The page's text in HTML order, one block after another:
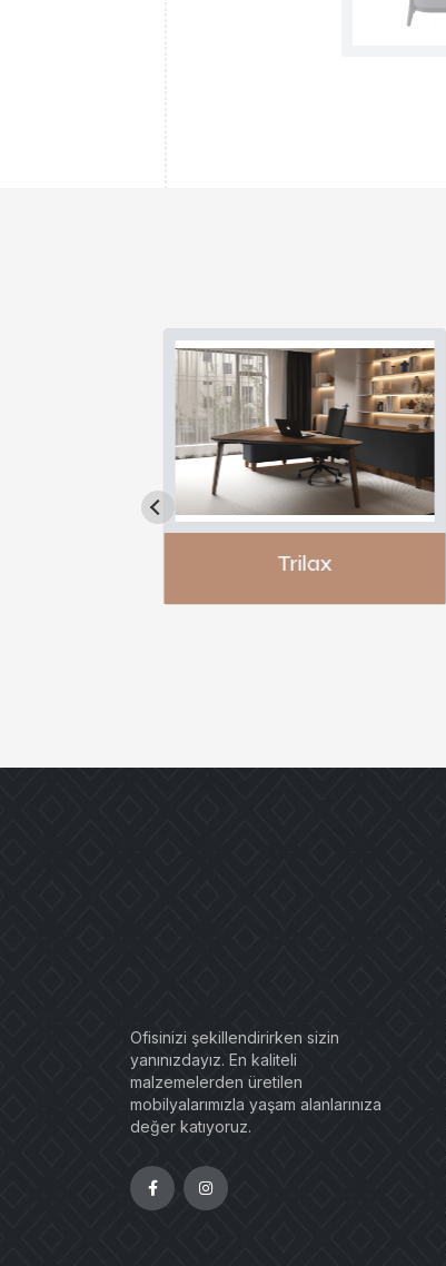
Trilax
Ofisinizi şekillendirirken sizin
yanınızdayız. En kaliteli
malzemelerden üretilen
mobilyalarımızla yaşam alanlarınıza
değer katıyoruz.